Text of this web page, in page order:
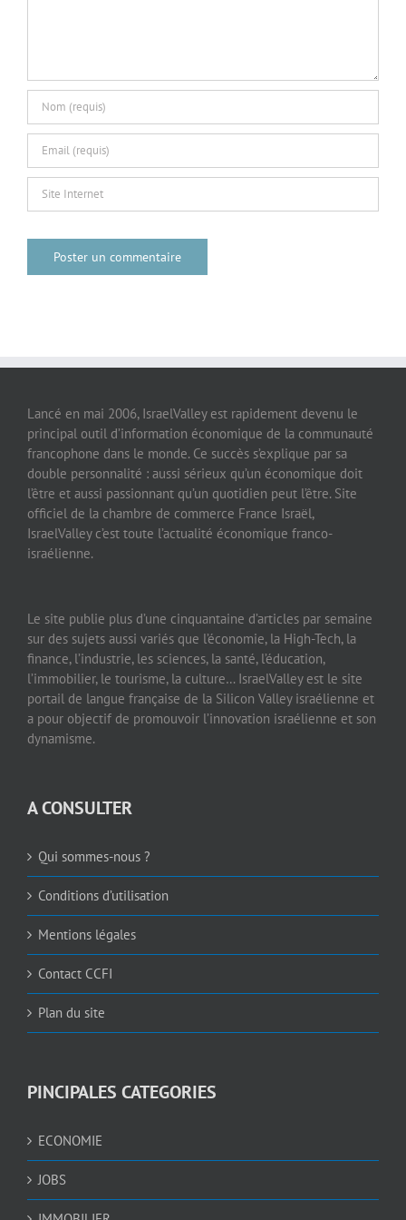
Lancé en mai 2006, IsraelValley est rapidement devenu le
principal outil d’information économique de la communauté
francophone dans le monde. Ce succès s’explique par sa
double personnalité : aussi sérieux qu’un économique doit
l’être et aussi passionnant qu’un quotidien peut l’être. Site
officiel de la chambre de commerce France Israël,
IsraelValley c’est toute l’actualité économique franco-
israélienne.
Le site publie plus d’une cinquantaine d’articles par semaine
sur des sujets aussi variés que l’économie, la High-Tech, la
finance, l’industrie, les sciences, la santé, l’éducation,
l’immobilier, le tourisme, la culture… IsraelValley est le site
portail de langue française de la Silicon Valley israélienne et
a pour objectif de promouvoir l’innovation israélienne et son
dynamisme.
A CONSULTER
Qui sommes-nous ?
Conditions d’utilisation
Mentions légales
Contact CCFI
Plan du site
PINCIPALES CATEGORIES
ECONOMIE
JOBS